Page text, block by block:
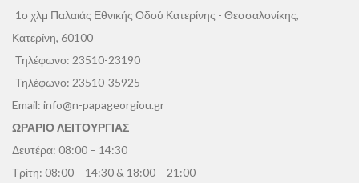
1ο χλμ Παλαιάς Εθνικής Οδού Κατερίνης - Θεσσαλονίκης,
Κατερίνη, 60100
Τηλέφωνο: 23510-23190
Τηλέφωνο: 23510-35925
Email: info@n-papageorgiou.gr
ΩΡΑΡΙΟ ΛΕΙΤΟΥΡΓΙΑΣ
Δευτέρα: 08:00 – 14:30
Τρίτη: 08:00 – 14:30 & 18:00 – 21:00